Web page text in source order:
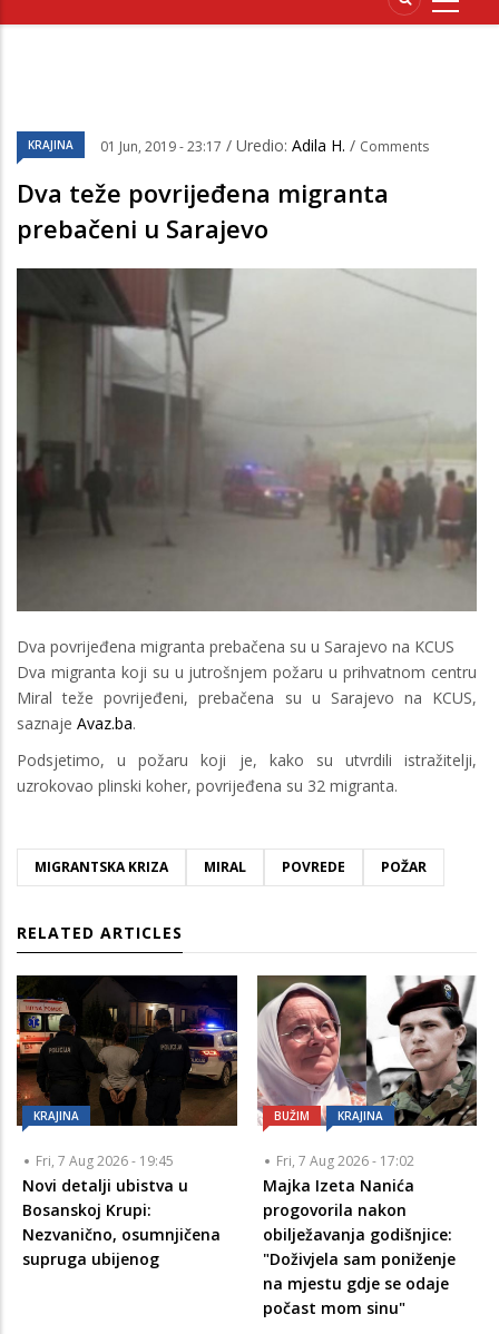
KRAJINA 01 Jun, 2019 - 23:17 / Uredio: Adila H. / Comments
Dva teže povrijeđena migranta
prebačeni u Sarajevo
Dva povrijeđena migranta prebačena su u Sarajevo na KCUS
Dva migranta koji su u jutrošnjem požaru u prihvatnom centru
Miral teže povrijeđeni, prebačena su u Sarajevo na KCUS,
saznaje Avaz.ba.
Podsjetimo, u požaru koji je, kako su utvrdili istražitelji,
uzrokovao plinski koher, povrijeđena su 32 migranta.
MIGRANTSKA KRIZA MIRAL POVREDE POŽAR
RELATED ARTICLES
KRAJINA
Fri, 7 Aug 2026 - 19:45
Novi detalji ubistva u
Bosanskoj Krupi:
Nezvanično, osumnjičena
supruga ubijenog
BUŽIM KRAJINA
Fri, 7 Aug 2026 - 17:02
Majka Izeta Nanića
progovorila nakon
obilježavanja godišnjice:
"Doživjela sam poniženje
na mjestu gdje se odaje
počast mom sinu"